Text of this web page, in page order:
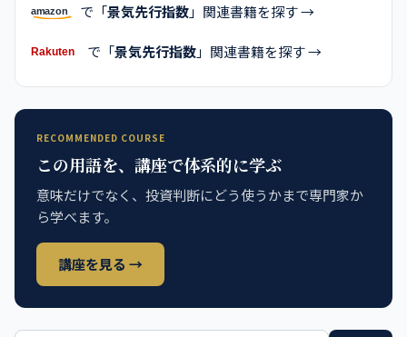
で「景気先行指数」関連書籍を探す →
で「景気先行指数」関連書籍を探す →
RECOMMENDED COURSE
この用語を、講座で体系的に学ぶ
意味だけでなく、投資判断にどう使うかまで専門家か
ら学べます。
講座を見る →